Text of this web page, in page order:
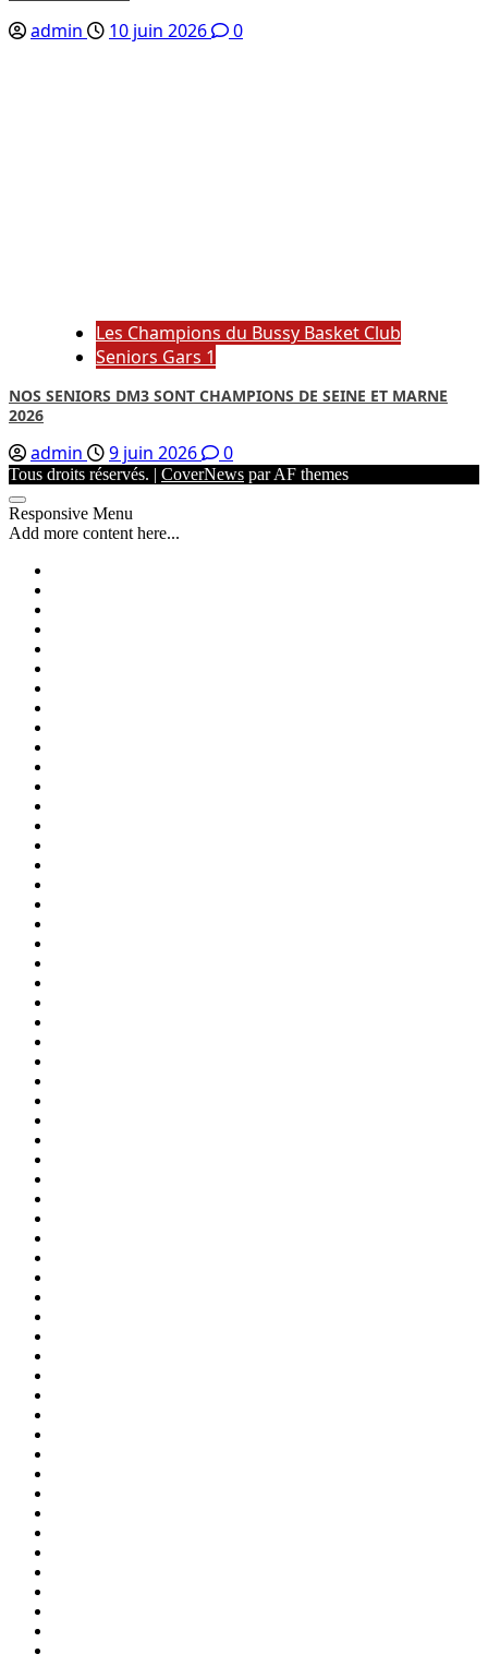
admin 10 juin 2026 0
Les Champions du Bussy Basket Club
Seniors Gars 1
NOS SENIORS DM3 SONT CHAMPIONS DE SEINE ET MARNE
2026
admin 9 juin 2026 0
Tous droits réservés. CoverNews par AF themes
Responsive Menu
Add more content here...